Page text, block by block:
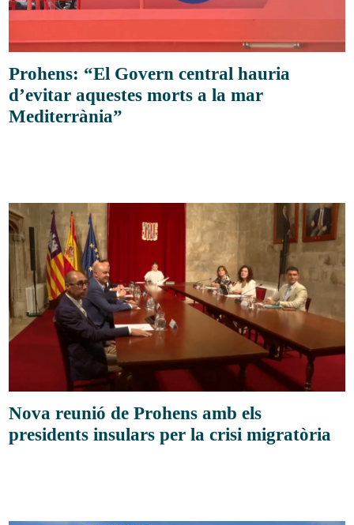
Prohens: “El Govern central hauria
d’evitar aquestes morts a la mar
Mediterrània”
Nova reunió de Prohens amb els
presidents insulars per la crisi migratòria